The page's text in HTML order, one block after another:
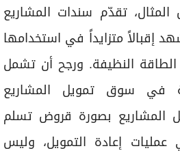
تقدّم سندات المشاريع
إقبالاً متزايداً في استخدامها
النظيفة. ورجح أن تشمل
في سوق تمويل المشاريع
المشاريع بصورة قروض تسلم
إعادة التمويل، وليس